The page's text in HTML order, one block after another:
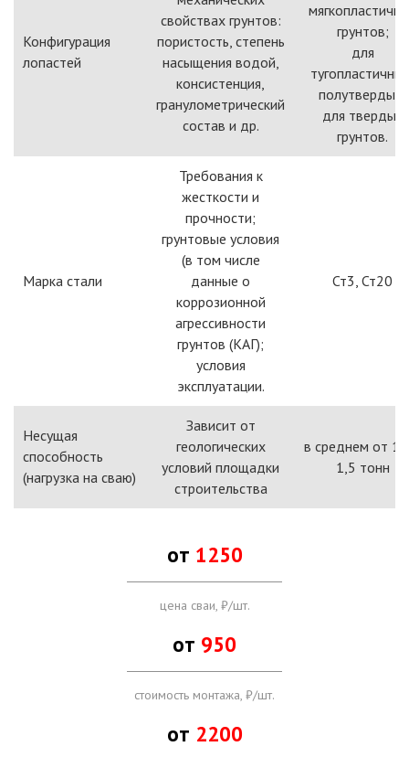
Конфигурация
лопастей
свойствах грунтов:
пористость, степень
насыщения водой,
консистенция,
гранулометрический
состав и др.
грунтов;
для
полутвердых;
для твердых
грунтов.
Марка стали
Требования к
жесткости и
прочности;
грунтовые условия
(в том числе
данные о
коррозионной
агрессивности
грунтов (КАГ);
условия
эксплуатации.
Ст3, Ст20
Несущая
способность
(нагрузка на сваю)
Зависит от
геологических
условий площадки
строительства
в среднем от 1
1,5 тонн
от 1250
цена сваи, ₽/шт.
от 950
стоимость монтажа, ₽/шт.
от 2200